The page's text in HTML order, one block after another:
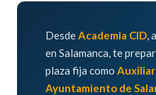
DesdeAcademia CID,
en Salamanca, te
plaza fija como
Ayuntamiento de